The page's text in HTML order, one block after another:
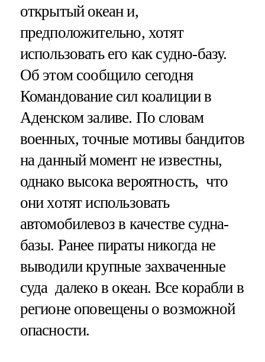
открытый океан и,
предположительно, хотят
использовать его как судно-базу.
Об этом сообщило сегодня
Командование сил коалиции в
Аденском заливе. По словам
военных, точные мотивы бандитов
на данный момент не известны,
однако высока вероятность, что
они хотят использовать
автомобилевоз в качестве судна-
базы. Ранее пираты никогда не
выводили крупные захваченные
суда далеко в океан. Все корабли в
регионе оповещены о возможной
опасности.